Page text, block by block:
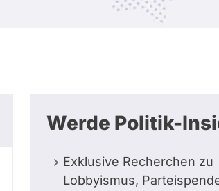
Werde Politik-
Exklusive Recherchen zu
Lobbyismus,